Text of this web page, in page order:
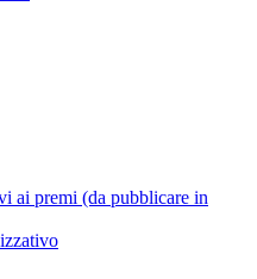
ai premi (da pubblicare in